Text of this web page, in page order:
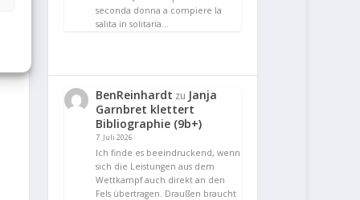
seconda donna a compiere la
salita in solitaria…
BenReinhardt zu Janja
Garnbret klettert
Bibliographie (9b+)
7. Juli 2026
Ich finde es beeindruckend, wenn
sich die Leistungen aus dem
Wettkampf auch direkt an den
Fels übertragen. Draußen braucht